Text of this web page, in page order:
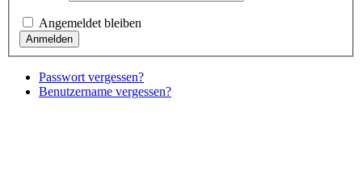
Angemeldet bleiben
Passwort vergessen?
Benutzername vergessen?